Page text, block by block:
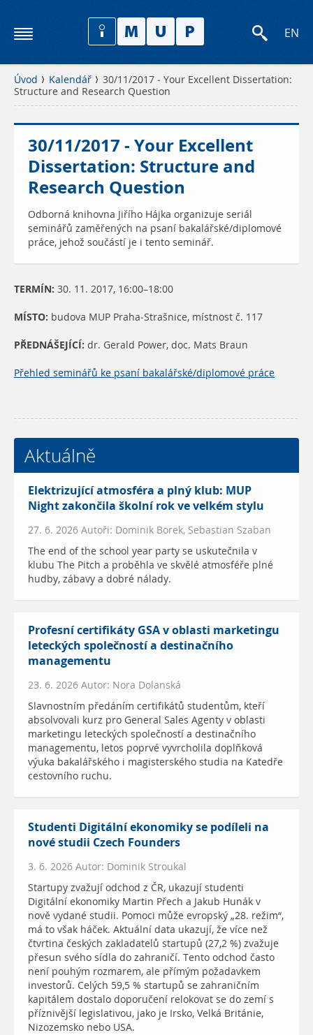
EN
Úvod Kalendář
30/11/2017 - Your Excellent Dissertation:
Structure and Research Question
30/11/2017 - Your Excellent
Dissertation: Structure and
Research Question
Odborná knihovna Jiřího Hájka organizuje seriál
seminářů zaměřených na psaní bakalářské/diplomové
práce, jehož součástí je i tento seminář.
TERMÍN: 30. 11. 2017, 16:00–18:00
MÍSTO: budova MUP Praha-Strašnice, místnost č. 117
PŘEDNÁŠEJÍCÍ: dr. Gerald Power, doc. Mats Braun
Přehled seminářů ke psaní bakalářské/diplomové práce
Aktuálně
Elektrizující atmosféra a plný klub: MUP
Night zakončila školní rok ve velkém stylu
27. 6. 2026 Autoři: Dominik Borek, Sebastian Szaban
The end of the school year party se uskutečnila v
klubu The Pitch a proběhla ve skvělé atmosféře plné
hudby, zábavy a dobré nálady.
Profesní certifikáty GSA v oblasti marketingu
leteckých společností a destinačního
managementu
23. 6. 2026 Autor: Nora Dolanská
Slavnostním předáním certifikátů studentům, kteří
absolvovali kurz pro General Sales Agenty v oblasti
marketingu leteckých společností a destinačního
managementu, letos poprvé vyvrcholila doplňková
výuka bakalářského i magisterského studia na Katedře
cestovního ruchu.
Studenti Digitální ekonomiky se podíleli na
nové studii Czech Founders
3. 6. 2026 Autor: Dominik Stroukal
Startupy zvažují odchod z ČR, ukazují studenti
Digitální ekonomiky Martin Přech a Jakub Hunák v
nově vydané studii. Pomoci může evropský „28. režim“,
má to však háček. Aktuální data ukazují, že více než
čtvrtina českých zakladatelů startupů (27,2 %) zvažuje
přesun svého sídla do zahraničí. Tento odchod často
není pouhým rozmarem, ale přímým požadavkem
investorů. Celých 59,5 % startupů se zahraničním
kapitálem dostalo doporučení relokovat se do zemí s
příznivější legislativou, jako je Irsko, Velká Británie,
Nizozemsko nebo USA.